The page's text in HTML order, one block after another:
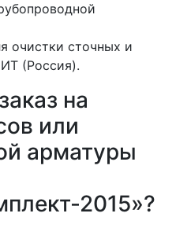
очистки сточных и
(Россия).
на
или
арматуры
2015»?